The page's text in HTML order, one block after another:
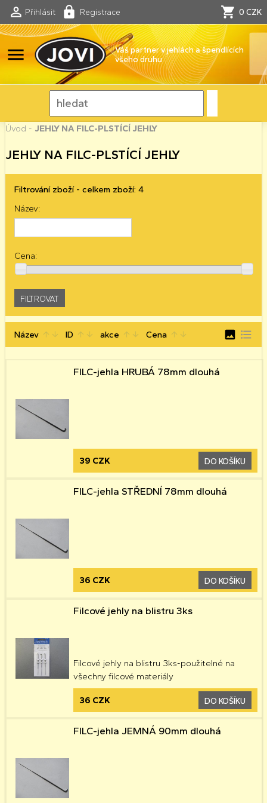
Přihlásit Registrace 0 CZK
menu
Váš partner v jehlách a špendlících
všeho druhu
Úvod - JEHLY NA FILC-PLSTÍCÍ JEHLY
JEHLY NA FILC-PLSTÍCÍ JEHLY
Filtrování zboží - celkem zboží: 4
Název:
Cena:
Název arrow_upward arrow_downward ID arrow_upward arrow_downward akce arrow_upward arrow_downward Cena arrow_upward arrow_downward image format_list_bulleted
FILC-jehla HRUBÁ 78mm dlouhá
39 CZK DO KOŠÍKU
FILC-jehla STŘEDNÍ 78mm dlouhá
36 CZK DO KOŠÍKU
Filcové jehly na blistru 3ks
Filcové jehly na blistru 3ks-použitelné na
všechny filcové materiály
36 CZK DO KOŠÍKU
FILC-jehla JEMNÁ 90mm dlouhá